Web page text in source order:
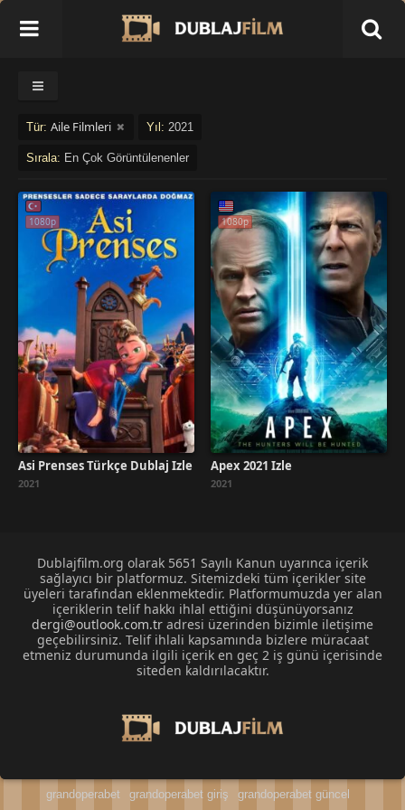
Tür: Aile Filmleri Yıl: 2021
Sırala: En Çok Görüntülenenler
1080p
Asi Prenses Türkçe Dublaj İzle
2021
1080p
Apex 2021 İzle
2021
Dublajfilm.org olarak 5651 Sayılı Kanun uyarınca içerik
sağlayıcı bir platformuz. Sitemizdeki tüm içerikler site
üyeleri tarafından eklenmektedir. Platformumuzda yer alan
içeriklerin telif hakkı ihlal ettiğini düşünüyorsanız
dergi@outlook.com.tr adresi üzerinden bizimle iletişime
geçebilirsiniz. Telif ihlali kapsamında bizlere müracaat
etmeniz durumunda ilgili içerik en geç 2 iş günü içerisinde
siteden kaldırılacaktır.
grandoperabet grandoperabet giriş grandoperabet güncel